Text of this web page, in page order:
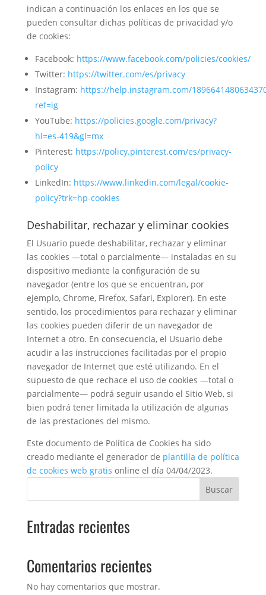
indican a continuación los enlaces en los que se
pueden consultar dichas políticas de privacidad y/o
de cookies:
Facebook: https://www.facebook.com/policies/cookies/
Twitter: https://twitter.com/es/privacy
Instagram: https://help.instagram.com/
ref=ig
YouTube: https://policies.google.com/privacy?
hl=es-419&gl=mx
Pinterest: https://policy.pinterest.com/es/privacy-
policy
LinkedIn: https://www.linkedin.com/legal/cookie-
policy?trk=hp-cookies
Deshabilitar, rechazar y eliminar cookies
El Usuario puede deshabilitar, rechazar y eliminar
las cookies —total o parcialmente— instaladas en su
dispositivo mediante la configuración de su
navegador (entre los que se encuentran, por
ejemplo, Chrome, Firefox, Safari, Explorer). En este
sentido, los procedimientos para rechazar y eliminar
las cookies pueden diferir de un navegador de
Internet a otro. En consecuencia, el Usuario debe
acudir a las instrucciones facilitadas por el propio
navegador de Internet que esté utilizando. En el
supuesto de que rechace el uso de cookies —total o
parcialmente— podrá seguir usando el Sitio Web, si
bien podrá tener limitada la utilización de algunas
de las prestaciones del mismo.
Este documento de Política de Cookies ha sido
creado mediante el generador de plantilla de política
de cookies web gratis online el día 04/04/2023.
Buscar
Entradas recientes
Comentarios recientes
No hay comentarios que mostrar.